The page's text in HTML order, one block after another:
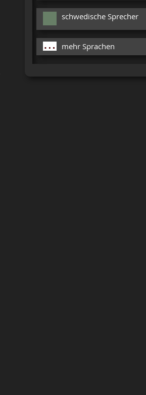
schwedische Sprecher
mehr Sprachen